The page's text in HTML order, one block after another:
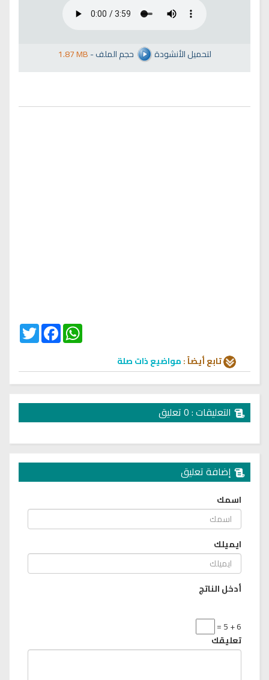
1.87 MB- لتحميل الأنشودة حجم الملف
Twitter
FacebookWhatsApp
تابع أيضاً :مواضيع ذات صلة
التعليقات : 0 تعليق
إضافة تعليق
اسمك
ايميلك
أدخل الناتج
6 + 5 =
تعليقك